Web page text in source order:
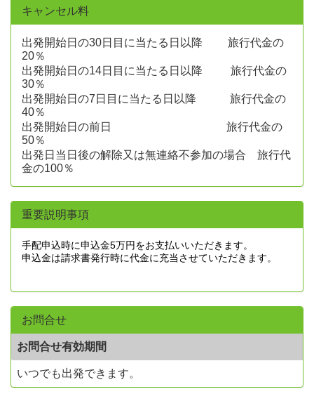
キャンセル料
出発開始日の30日目に当たる日以降 旅行代金の
20％
出発開始日の14日目に当たる日以降 旅行代金の
30％
出発開始日の7日目に当たる日以降 旅行代金の
40％
出発開始日の前日 旅行代金の
50％
出発日当日後の解除又は無連絡不参加の場合 旅行代
金の100％
重要説明事項
手配申込時に申込金5万円をお支払いいただきます。
申込金は請求書発行時に代金に充当させていただきます。
お問合せ
お問合せ有効期間
いつでも出発できます。